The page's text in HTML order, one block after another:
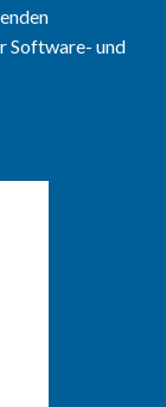
Software- und